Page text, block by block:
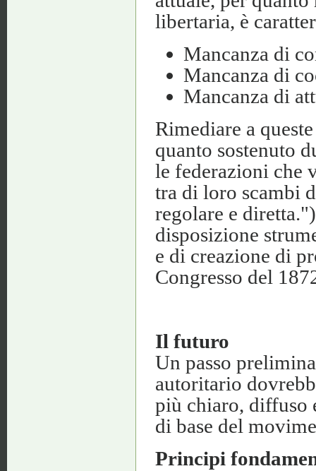
libertaria, è
Mancanza di
Mancanza di
Mancanza di
Rimediare a
quanto sostenuto
le federazioni che
tra di loro scambi
regolare e
disposizione
e di creazione di
Congresso del
Il futuro
Un passo
autoritario
più chiaro, diffuso
di base del
Principi